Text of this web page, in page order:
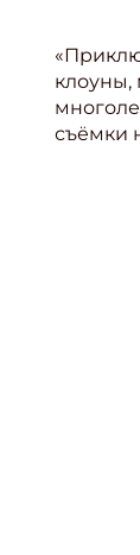
клоуны,
съёмки